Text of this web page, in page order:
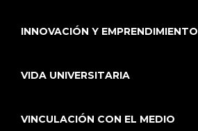
INNOVACIÓN Y EMPRENDIMIENTO
VIDA UNIVERSITARIA
VINCULACIÓN CON EL MEDIO